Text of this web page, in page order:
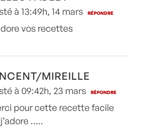
à 13:49h, 14 mars RÉPONDRE
vos recettes
MIREILLE
à 09:42h, 23 mars RÉPONDRE
pour cette recette facile
…..